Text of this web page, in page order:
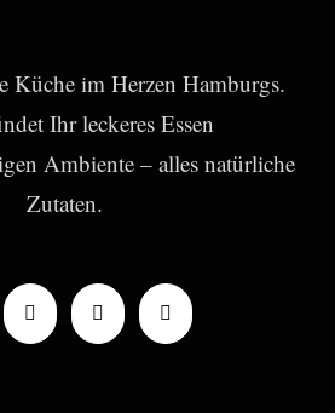
Küche im Herzen Hamburgs.
Ihr leckeres Essen
Ambiente – alles natürliche
Zutaten.